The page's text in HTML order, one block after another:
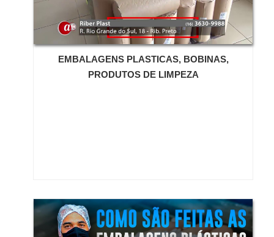
caixas.Muitos dos materiais e itens transportados
podem ser danificados durante o deslocamento e
para isso os flocos são de extrema importância,
porque cobrem os espaços vazios garantindo
estabilidade, segurança e consequentemente a
durabilidade dos produtos.Ao final do transporte, o
movimentação de pacotes grandes de 500 litros no
processo de embalagem.A Eco-Fill é uma empresa
nacional que, desde 1991 tem aliado um grande
EMBALAGENS PLASTICAS, BOBINAS,
PRODUTOS DE LIMPEZA